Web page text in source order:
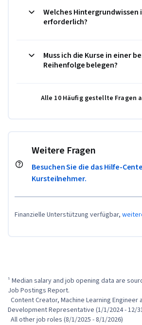
Welches Hintergrundwissen
erforderlich?
Muss ich die Kurse in einer
Reihenfolge belegen?
Alle 10 Häufig gestellte Fragen
Weitere Fragen
Besuchen Sie die das Hilfe-
Kursteilnehmer.
Finanzielle Unterstützung verfügbar,
¹ Median salary and job opening data are
Job Postings Report.
Development Representative (1/1/2024 - 12/
  All other job roles (8/1/2025 - 8/1/2026)